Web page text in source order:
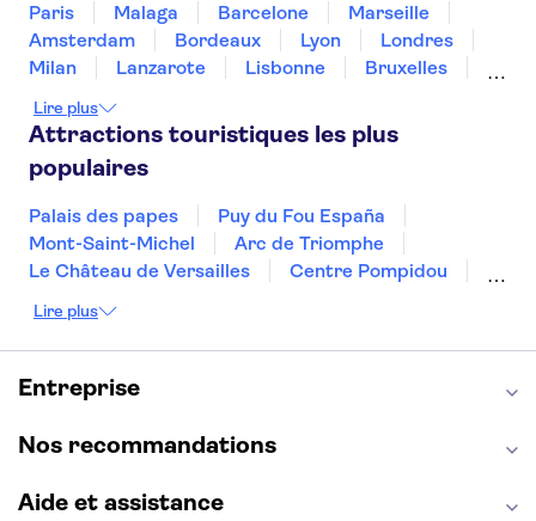
Signature inn Hotel
InterContinental Residence
Suites Dubai F.C, an IHG Hotel
Vida Dubai Mall
Four Seasons Hotel DIFC
Jadaf
Novotel Dubai Gold District
Aloft Meaisam, Dubai
Paris Malaga Barcelone
Marseille
Amsterdam
Bordeaux Lyon
Londres
Milan
Lanzarote Lisbonne
Bruxelles
Dubai
Copenhague Minorque
Lire plus
Attractions touristiques les plus
populaires
Palais des papes
Puy du Fou España
Mont-Saint-Michel
Arc de Triomphe
Le Château de Versailles
Centre Pompidou
La Chapelle Sixtine
La Sagrada Familia
Musée d'Orsay
Statue de la Liberté
Cathédrale Notre Dame
Giverny
Opéra Garnier
Lire plus
Entreprise
Nos recommandations
Aide et assistance